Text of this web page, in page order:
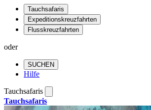
Tauchsafaris
Expeditionskreuzfahrten
Flusskreuzfahrten
oder
SUCHEN
Hilfe
Tauchsafaris
Tauchsafaris